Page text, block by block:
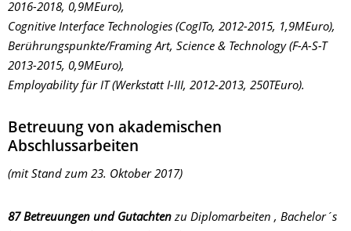
2016-2018, 0,9MEuro),
Cognitive Interface Technologies (CogITo, 2012-2015, 1,9MEuro),
Berührungspunkte/Framing Art, Science & Technology (F-A-S-T
2013-2015, 0,9MEuro),
Employability für IT (Werkstatt I-III, 2012-2013, 250TEuro).
Betreuung von akademischen
Abschlussarbeiten
(mit Stand zum 23. Oktober 2017)
87 Betreuungen und Gutachtenzu Diplomarbeiten , Bachelor´s